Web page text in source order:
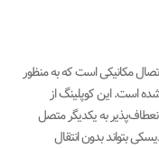
مکانیکی است که به منظور
است. این کوپلینگ از
به یکدیگر متصل
بتواند بدون انتقال